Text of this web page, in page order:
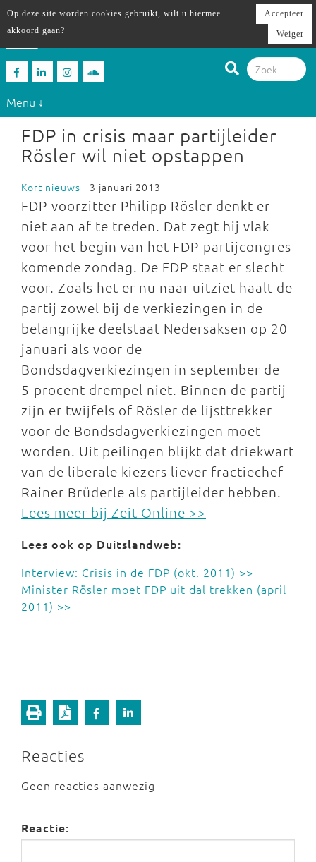
Menu ↓
FDP in crisis maar partijleider
Rösler wil niet opstappen
Kort nieuws - 3 januari 2013
FDP-voorzitter Philipp Rösler denkt er
niet aan af te treden. Dat zegt hij vlak
voor het begin van het FDP-partijcongres
komende zondag. De FDP staat er slecht
voor. Zoals het er nu naar uitziet haalt de
partij zowel bij de verkiezingen in de
belangrijke deelstaat Nedersaksen op 20
januari als voor de
Bondsdagverkiezingen in september de
5-procent drempel niet. Binnen de partij
zijn er twijfels of Rösler de lijsttrekker
voor de Bondsdagverkiezingen moet
worden. Uit peilingen blijkt dat driekwart
van de liberale kiezers liever fractiechef
Rainer Brüderle als partijleider hebben.
Lees meer bij Zeit Online >>
Lees ook op Duitslandweb:
Interview: Crisis in de FDP (okt. 2011) >>
Minister Rösler moet FDP uit dal trekken (april
2011) >>
Reacties
Geen reacties aanwezig
Reactie:
Op deze site worden cookies gebruikt, wilt u hiermee
akkoord gaan?
Accepteer
Weiger